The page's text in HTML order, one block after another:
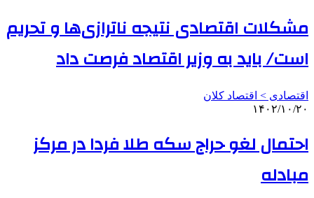
مشکلات اقتصادی نتیجه ناترازی‌ها و تحریم
است/ باید به وزیر اقتصاد فرصت داد
اقتصادی > اقتصاد کلان
۱۴۰۲/۱۰/۲۰
احتمال لغو حراج سکه طلا فردا در مرکز
مبادله